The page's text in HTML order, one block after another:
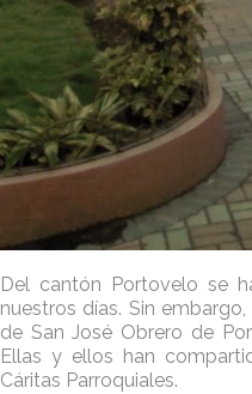
Del cantón Portovelo se
nuestros días. Sin
de San José Obrero de
Ellas y ellos han
Cáritas Parroquiales.